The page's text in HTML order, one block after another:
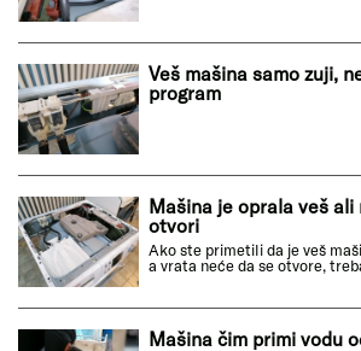
Veš mašina samo zuji,
program
Mašina je oprala veš ali
otvori
Ako ste primetili da je veš
a vrata neće da se otvore,
Mašina čim primi vodu